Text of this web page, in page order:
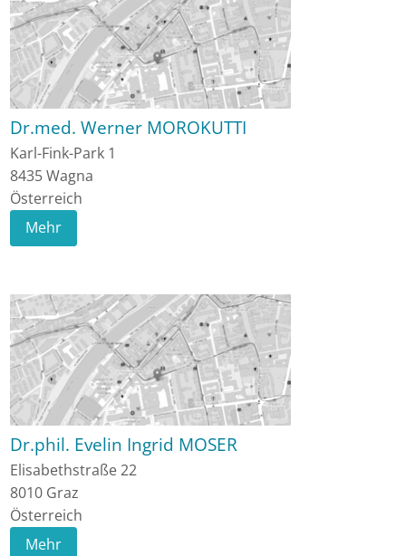
Dr.med. Werner MOROKUTTI
Karl-Fink-Park 1
8435Wagna
Österreich
Mehr
Dr.phil. Evelin Ingrid MOSER
Elisabethstraße 22
8010 Graz
Österreich
Mehr